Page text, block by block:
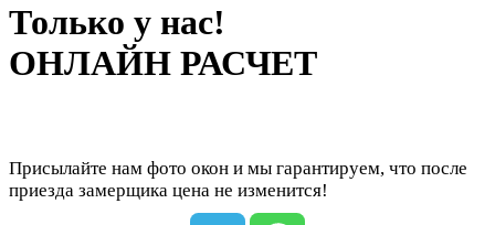
Только у нас!
ОНЛАЙН РАСЧЕТ
Присылайте нам фото окон и мы гарантируем, что после
приезда замерщика цена не изменится!